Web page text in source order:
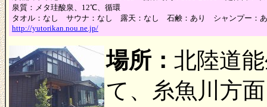
泉質：メタ珪酸泉、12℃、循環
タオル：なし サウナ：なし 露天：なし 石鹸：あり シャンプー：
http://yutorikan.nou.ne.jp/
場所： 北陸道
て、糸魚川方